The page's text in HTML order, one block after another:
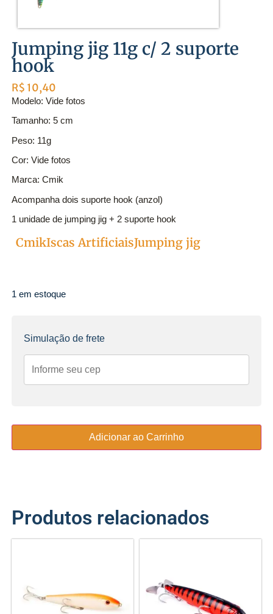
Jumping jig 11g c/ 2 suporte
hook
R$ 10,40
Modelo: Vide fotos
Tamanho: 5 cm
Peso: 11g
Cor: Vide fotos
Marca: Cmik
Acompanha dois suporte hook (anzol)
1 unidade de jumping jig + 2 suporte hook
CmikIscas ArtificiaisJumping jig
1 em estoque
Simulação de frete
Adicionar ao Carrinho
Produtos relacionados